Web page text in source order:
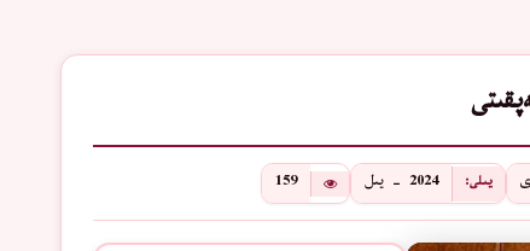
يىلى: 2024 - يىل 159